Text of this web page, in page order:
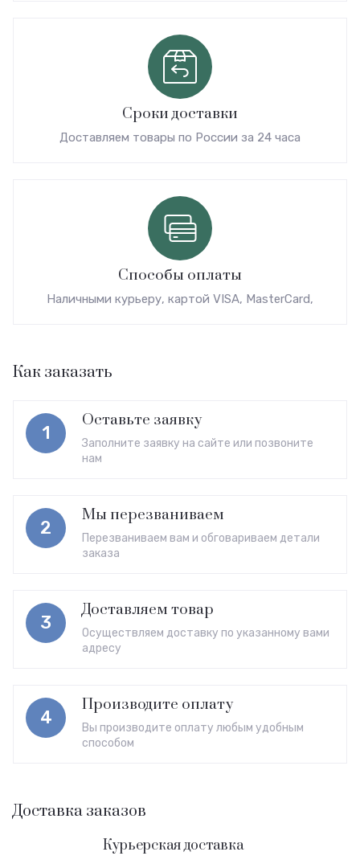
Сроки доставки
Доставляем товары по России за 24 часа
Способы оплаты
Наличными курьеру, картой VISA, MasterCard,
Как заказать
1
Оставьте заявку
Заполните заявку на сайте или позвоните
нам
2
Мы перезваниваем
Перезваниваем вам и обговариваем детали
заказа
3
Доставляем товар
Осуществляем доставку по указанному вами
адресу
4
Производите оплату
Вы производите оплату любым удобным
способом
Доставка заказов
Курьерская доставка